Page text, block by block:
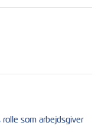
som arbejdsgiver